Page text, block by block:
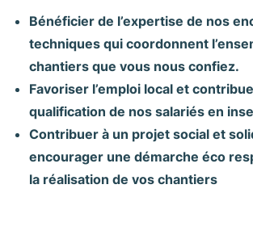
Bénéficier de l’expertise de nos
techniques qui coordonnent
chantiers que vous nous confiez.
Favoriser l’emploi local et
qualification de nos salariés en
Contribuer à un projet social et
encourager une démarche éco
la réalisation de vos chantiers